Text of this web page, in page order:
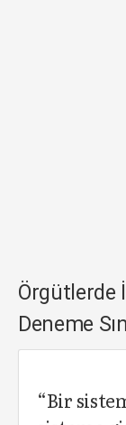
Örgütlerde
Deneme
“Bir